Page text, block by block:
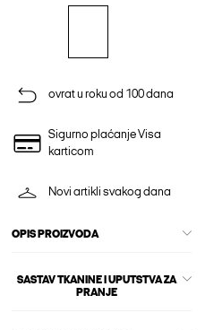
ovrat u roku od 100 dana
Sigurno plaćanje Visa
karticom
Novi artikli svakog dana
OPIS PROIZVODA
SASTAV TKANINE I UPUTSTVA ZA
PRANJE